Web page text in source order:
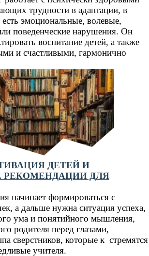
трудности в адаптации, в
эмоциональные, волевые,
поведенческие нарушения. Он
воспитание детей, а также
и счастливыми, гармонично
ДЕТЕЙ И
РЕКОМЕНДАЦИИ ДЛЯ
начинает формироваться с
а дальше нужна ситуация успеха,
ума и понятийного мышления,
родителя перед глазами,
сверстников, которые к стремятся
учителя.